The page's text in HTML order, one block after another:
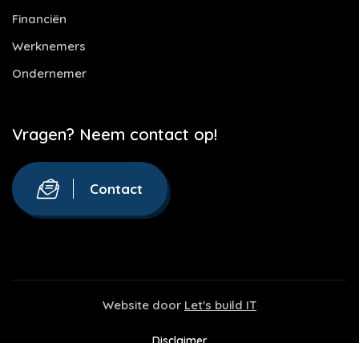
Financiën
Werknemers
Ondernemer
Vragen? Neem contact op!
Contact
Website door Let's build IT